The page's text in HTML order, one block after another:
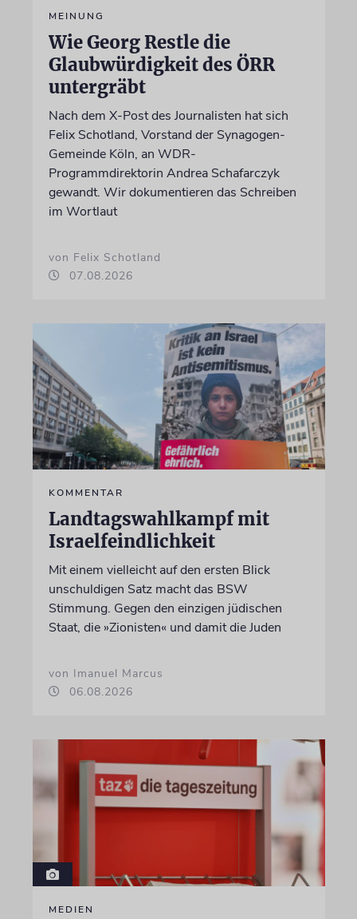
MEINUNG
Wie Georg Restle die
Glaubwürdigkeit des ÖRR
untergräbt
Nach dem X-Post des Journalisten hat sich
Felix Schotland, Vorstand der Synagogen-
Gemeinde Köln, an WDR-
Programmdirektorin Andrea Schafarczyk
gewandt. Wir dokumentieren das Schreiben
im Wortlaut
von Felix Schotland
07.08.2026
KOMMENTAR
Landtagswahlkampf mit
Israelfeindlichkeit
Mit einem vielleicht auf den ersten Blick
unschuldigen Satz macht das BSW
Stimmung. Gegen den einzigen jüdischen
Staat, die »Zionisten« und damit die Juden
von Imanuel Marcus
06.08.2026
MEDIEN